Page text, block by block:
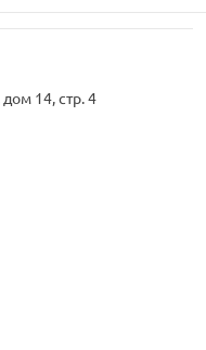
14, стр. 4